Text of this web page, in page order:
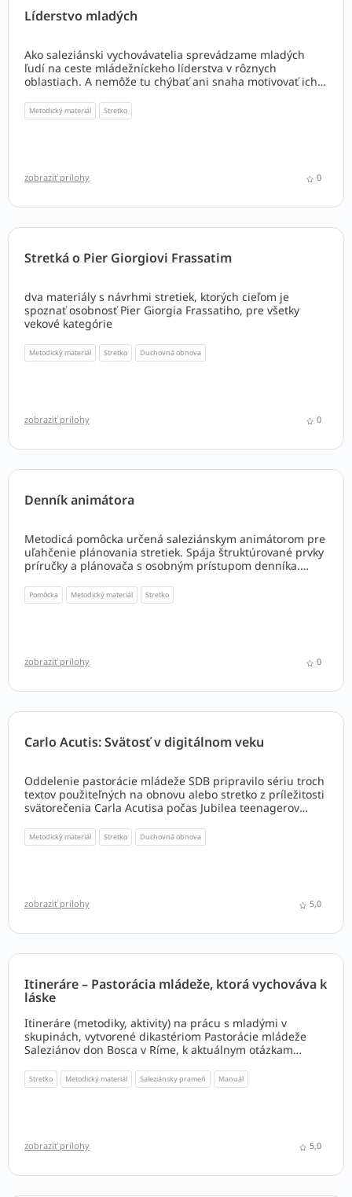
Líderstvo mladých
Ako saleziánski vychovávatelia sprevádzame mladých
ľudí na ceste mládežníckeho líderstva v rôznych
oblastiach. A nemôže tu chýbať ani snaha motivovať ich k
spravodlivosti v dnešnom svete, ako nás k tomu pozýva
pápež Lev XIV. vo svojom posolstve k Svetovému dňu
aktivít a debát s mladými. Autorom je člen tímu
pastorácie Jerry Matsoumbou SDB.
Metodický materiál Stretko
zobraziť prílohy 0
Stretká o Pier Giorgiovi Frassatim
dva materiály s návrhmi stretiek, ktorých cieľom je
spoznať osobnosť Pier Giorgia Frassatiho, pre všetky
vekové kategórie
Metodický materiál Stretko Duchovná obnova
zobraziť prílohy 0
Denník animátora
Metodicá pomôcka určená saleziánskym animátorom pre
uľahčenie plánovania stretiek. Spája štruktúrované prvky
príručky a plánovača s osobným prístupom denníka.
zároveň pestuje návyk k reflexii.
Pomôcka Metodický materiál Stretko
zobraziť prílohy 0
Carlo Acutis: Svätosť v digitálnom veku
Oddelenie pastorácie mládeže SDB pripravilo sériu troch
textov použiteľných na obnovu alebo stretko z príležitosti
svätorečenia Carla Acutisa počas Jubilea teenagerov
Metodický materiál Stretko Duchovná obnova
zobraziť prílohy 5,0
Itineráre – Pastorácia mládeže, ktorá vychováva k
láske
Itineráre (metodiky, aktivity) na prácu s mladými v
skupinách, vytvorené dikastériom Pastorácie mládeže
Saleziánov don Bosca v Ríme, k aktuálnym otázkam
Pastorácia mládeže, ktorá vychováva k láske. K dispozícii
v taliančine aj v slovenskom preklade.
otázky s cieľom vytvoriť priestor na diskusiu a
konfrontovať sa s pohľadmi, na ktoré mladí bežne
Stretko Metodický materiál Saleziánsky prameň Manuál
zobraziť prílohy 5,0